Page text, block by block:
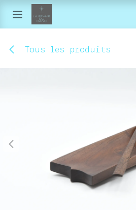
Se rendre au contenu
Tous les produits